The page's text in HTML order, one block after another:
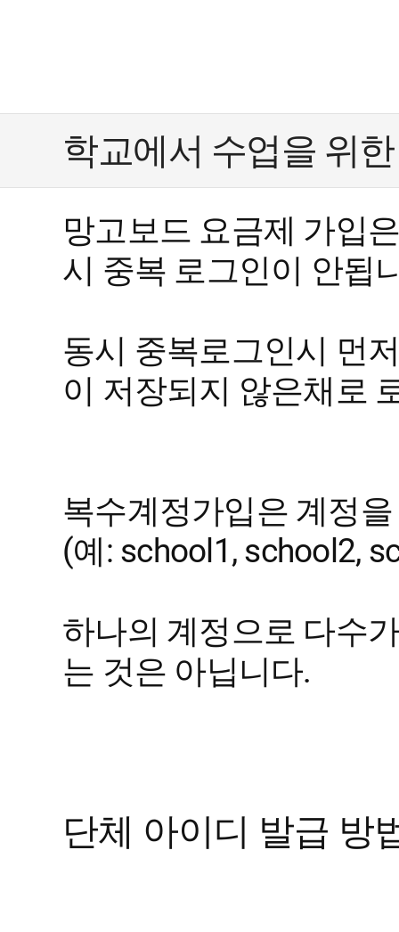
학교에서 수업을 위
망고보드 요금제 가입
시 중복 로그인이 안됩
동시 중복로그인시 먼
이 저장되지 않은채로
복수계정가입은 계정
(예: school1, school2,
하나의 계정으로 다수
는 것은 아닙니다.
단체 아이디 발급 방